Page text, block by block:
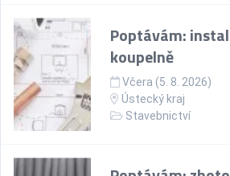
Poptávám:
koupelně
Včera (5. 8. 2026)
Ústecký kraj
Stavebnictví